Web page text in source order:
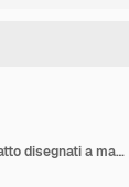
Distintivi per feste di compleanno della giungla di design piatto disegnati a mano